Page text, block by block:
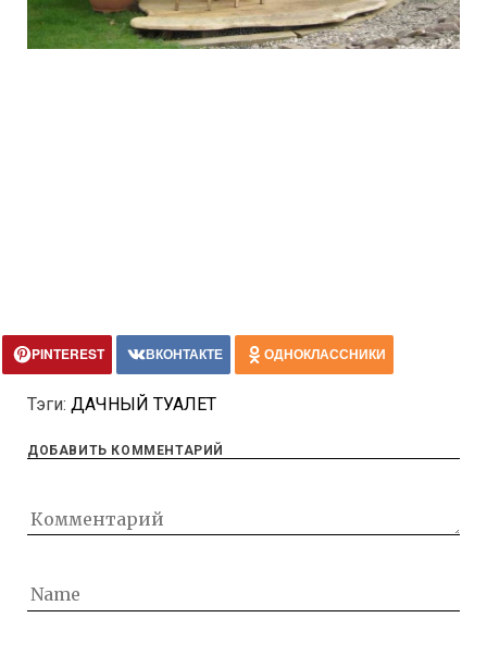
PINTEREST ВКОНТАКТЕ ОДНОКЛАССНИКИ
Тэги: ДАЧНЫЙ ТУАЛЕТ
ДОБАВИТЬ КОММЕНТАРИЙ